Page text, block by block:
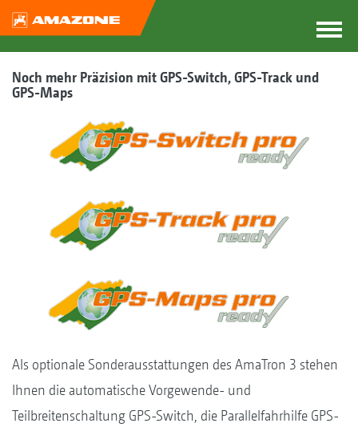
Noch mehr Präzision mit GPS-Switch, GPS-Track und
GPS-Maps
Als optionale Sonderausstattungen des AmaTron 3 stehen
Ihnen die automatische Vorgewende- und
Teilbreitenschaltung GPS-Switch, die Parallelfahrhilfe GPS-